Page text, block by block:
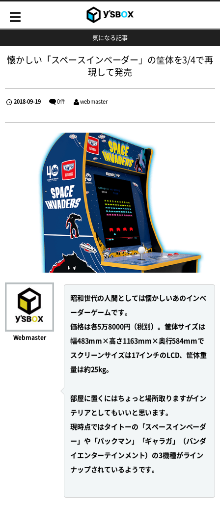
気になる記事
懐かしい「スペースインベーダー」の筐体を3/4で再
現して発売
2018-09-19 0件 webmaster
Webmaster
昭和世代の人間としては懐かしいあのインベ
ーダーゲームです。
価格は各5万8000円（税別）。筐体サイズは
幅483mm×高さ1163mm×奥行584mmで
スクリーンサイズは17インチのLCD、筐体重
量は約25kg。
部屋に置くにはちょっと場所取りますがイン
テリアとしてもいいと思います。
現時点ではタイトーの「スペースインベーダ
ー」や「パックマン」「ギャラガ」（バンダ
イエンターテインメント）の3機種がライン
ナップされているようです。